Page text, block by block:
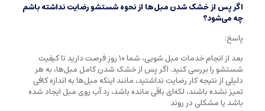
اگر پس از خشک شدن مبل‌ها از نحوه شستشو رضایت نداشته باشم
چه می‌شود؟
پاسخ:
بعد از انجام خدمات مبل شویی، شما ۱۰ روز فرصت دارید تا کیفیت
شستشو را بررسی کنید. اگر پس از خشک شدن کامل مبل‌ها، به هر
دلیلی از نتیجه کار رضایت نداشتید، مانند اینکه مبل‌ها به اندازه کافی
تمیز نشده باشند، لکه‌ای باقی مانده باشد، رد آب روی مبل ایجاد شده
باشد یا مشکلی در روند